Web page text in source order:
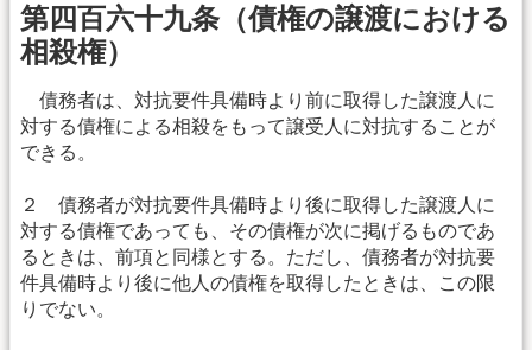
第四百六十九条（債権の譲渡における
相殺権）
債務者は、対抗要件具備時より前に取得した譲渡人に
対する債権による相殺をもって譲受人に対抗することが
できる。
２ 債務者が対抗要件具備時より後に取得した譲渡人に
対する債権であっても、その債権が次に掲げるものであ
るときは、前項と同様とする。ただし、債務者が対抗要
件具備時より後に他人の債権を取得したときは、この限
りでない。